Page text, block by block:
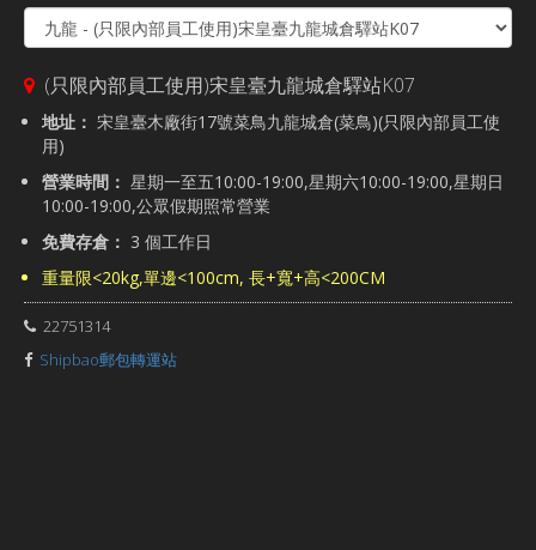
(只限內部員工使用)宋皇臺九龍城倉驛站K07
地址： 宋皇臺木廠街17號菜鳥九龍城倉(菜鳥)(只限內部員工使
用)
營業時間： 星期一至五10:00-19:00,星期六10:00-19:00,星期日
10:00-19:00,公眾假期照常營業
免費存倉： 3 個工作日
重量限<20kg,單邊<100cm, 長+寬+高<200CM
22751314
Shipbao郵包轉運站